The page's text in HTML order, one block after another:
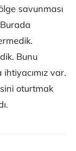
savunması
Bunu
var.
oturtmak